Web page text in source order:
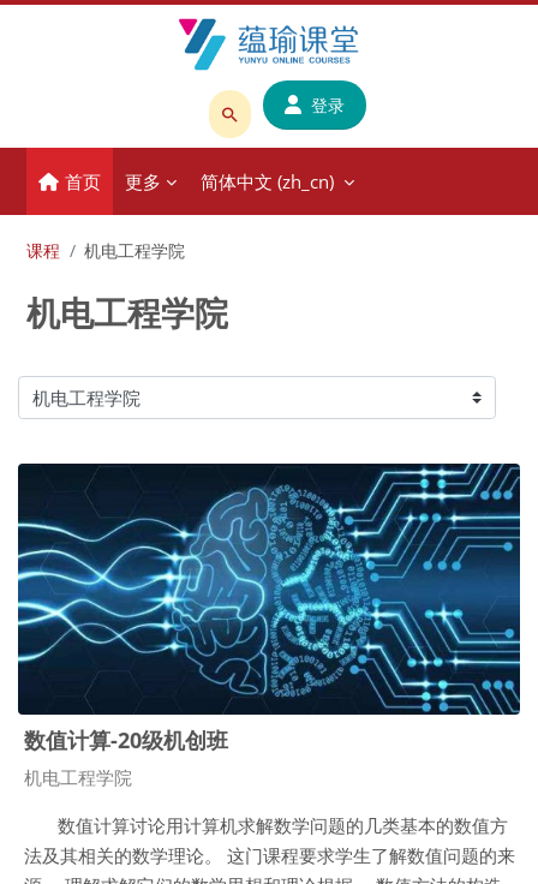
搜
课
程
师
登录
首页 更多 简体中文 ‎(zh_cn)‎
课程 机电工程学院
机电工程学院
课程类别
数值计算-20级机创班
课程类别
机电工程学院
数值计算讨论用计算机求解数学问题的几类基本的数值方
法及其相关的数学理论。 这门课程要求学生了解数值问题的来